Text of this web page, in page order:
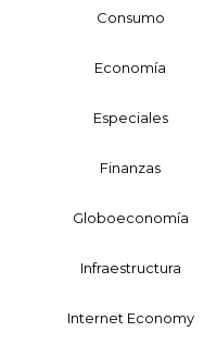
Consumo
Economía
Especiales
Finanzas
Globoeconomía
Infraestructura
Internet Economy